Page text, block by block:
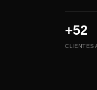
+52
CLIENTES